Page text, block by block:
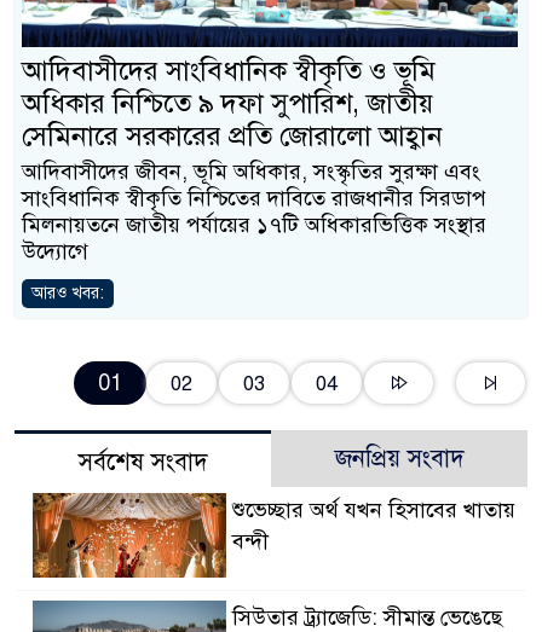
আদিবাসীদের সাংবিধানিক স্বীকৃতি ও ভূমি
অধিকার নিশ্চিতে ৯ দফা সুপারিশ, জাতীয়
সেমিনারে সরকারের প্রতি জোরালো আহ্বান
আদিবাসীদের জীবন, ভূমি অধিকার, সংস্কৃতির সুরক্ষা এবং
সাংবিধানিক স্বীকৃতি নিশ্চিতের দাবিতে রাজধানীর সিরডাপ
মিলনায়তনে জাতীয় পর্যায়ের ১৭টি অধিকারভিত্তিক সংস্থার
উদ্যোগে
আরও খবর:
01 02 03 04
সর্বশেষ সংবাদ জনপ্রিয় সংবাদ
শুভেচ্ছার অর্থ যখন হিসাবের খাতায়
বন্দী
সিউতার ট্র্যাজেডি: সীমান্ত ভেঙেছে